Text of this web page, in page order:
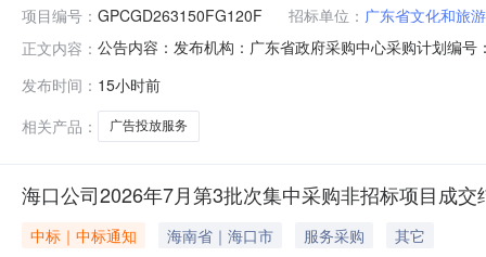
项目编号： GPCGD263150FG120F 招标单位： 广东省文化和旅
正文内容： 公告内容：发布机构：广东省政府采购中心采购计划编
年广东文旅央媒及海外重点城市大屏广告投放项目):供
发布时间： 15小时前
相关产品：
广告投放服务
海口公司2026年7月第3批次集中采购非招标项目成交
中标｜中标通知 海南省｜海口市 服务采购
其它